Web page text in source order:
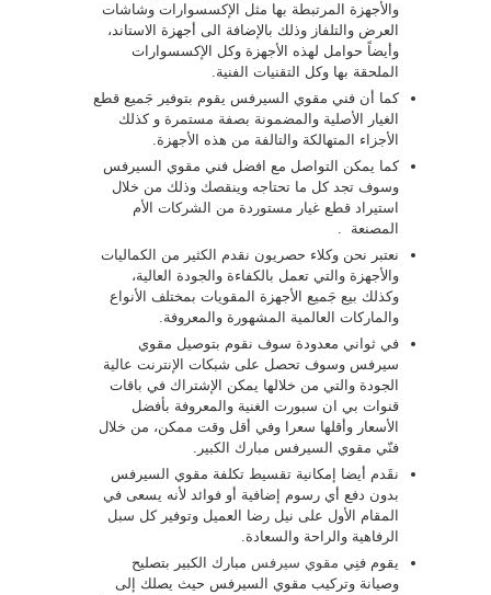
والأجهزة المرتبطة بها مثل الإكسسوارات وشاشات
العرض والتلفاز وذلك بالإضافة الى أجهزة الاستاند،
وأيضاً حوامل لهذه الأجهزة وكل الإكسسوارات
الملحقة بها وكل التقنيات الفنية.
كما أن فني مقوي السيرفس يقوم بتوفير جَميع قطع
الغيار الأصلية والمضمونة بصفة مستمرة و كذلك
الأجزاء المتهالكة والتالفة من هذه الأجهزة.
كما يمكن التواصل مع افضل فني مقوي السيرفس
وسوف تجد كل ما تحتاجه وينقصك وذلك من خلال
استيراد قطع غيار مستوردة من الشركات الأم
المصنعة .
نعتبر نحن وكلاء حصريون نقدم الكثير من الكماليات
والأجهزة والتي تعمل بالكفاءة والجودة العالية،
وكذلك بيع جَميع الأجهزة المقويات بمختلف الأنواع
والماركات العالمية المشهورة والمعروفة.
في ثواني معدودة سوف نقوم بتوصيل مقوي
سيرفس وسوف تحصل على شبكات الإنترنت عالية
الجودة والتي من خلالها يمكن الإشتراك في باقات
قنوات بي ان سبورت الغنية والمعروفة بأفضل
الأسعار وأقلها سعرا وفي أقل وقت ممكن، من خلال
فنّي مقوي السيرفس مبارك الكبير.
نقَدم أيضا إمكانية تقسيط تكلفة مقوي السيرفس
بدون دفع أي رسوم إضافية أو فوائد لأنه يسعى في
المقام الأول على نيل رضا العميل وتوفير كل سبل
الرفاهية والراحة والسعادة.
يقوم فنِي مقوي سيرفس مبارك الكبير بتصليح
وصيانة وتركيب مقوي السيرفس حيث يصلك إلى